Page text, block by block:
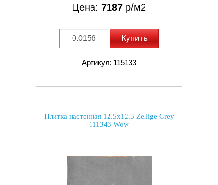
Цена: 7187 р/м2
Купить
Артикул: 115133
Плитка настенная 12.5x12.5 Zellige Grey
111343 Wow